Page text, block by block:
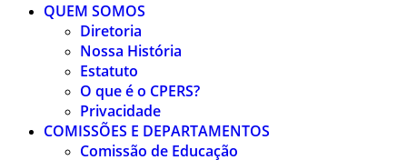
QUEM SOMOS
Diretoria
Nossa História
Estatuto
O que é o CPERS?
Privacidade
COMISSÕES E DEPARTAMENTOS
Comissão de Educação